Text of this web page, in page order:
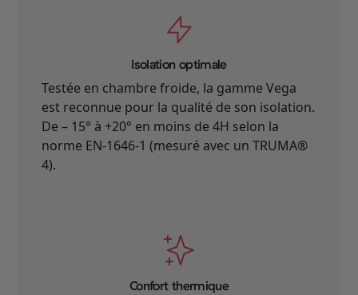
Isolation optimale
Testée en chambre froide, la gamme Vega
est reconnue pour la qualité de son isolation.
De – 15° à +20° en moins de 4H selon la
norme EN-1646-1 (mesuré avec un TRUMA®
4).
Confort thermique